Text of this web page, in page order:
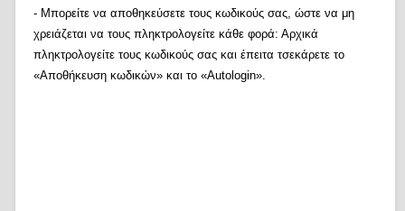
- Μπορείτε να αποθηκεύσετε τους κωδικούς σας, ώστε να μη
χρειάζεται να τους πληκτρολογείτε κάθε φορά: Αρχικά
πληκτρολογείτε τους κωδικούς σας και έπειτα τσεκάρετε το
«Αποθήκευση κωδικών» και το «Autologin».